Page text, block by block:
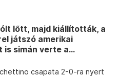
lőtt, majd kiállították, a
játszó amerikai
simán verte a...
csapata 2-0-ra nyert